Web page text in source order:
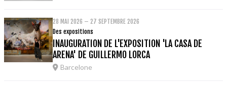
28 MAI 2026 – 27 SEPTEMBRE 2026
Des expositions
INAUGURATION DE L'EXPOSITION 'LA CASA DE
ARENA' DE GUILLERMO LORCA
Barcelone